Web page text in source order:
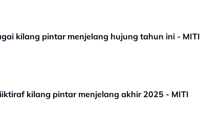
kilang pintar menjelang hujung tahun ini - MITI
kilang pintar menjelang akhir 2025 - MITI